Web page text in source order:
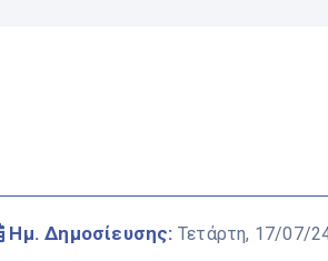
Ημ. Δημοσίευσης: Τετάρτη, 17/07/